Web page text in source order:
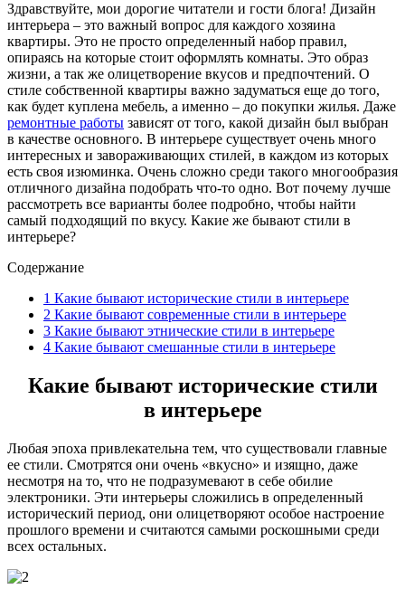
Здравствуйте, мои дорогие читатели и гости блога! Дизайн
интерьера – это важный вопрос для каждого хозяина
квартиры. Это не просто определенный набор правил,
опираясь на которые стоит оформлять комнаты. Это образ
жизни, а так же олицетворение вкусов и предпочтений. О
стиле собственной квартиры важно задуматься еще до того,
как будет куплена мебель, а именно – до покупки жилья. Даже
ремонтные работы зависят от того, какой дизайн был выбран
в качестве основного. В интерьере существует очень много
интересных и завораживающих стилей, в каждом из которых
есть своя изюминка. Очень сложно среди такого многообразия
отличного дизайна подобрать что-то одно. Вот почему лучше
рассмотреть все варианты более подробно, чтобы найти
самый подходящий по вкусу. Какие же бывают стили в
интерьере?
Содержание
1 Какие бывают исторические стили в интерьере
2 Какие бывают современные стили в интерьере
3 Какие бывают этнические стили в интерьере
4 Какие бывают смешанные стили в интерьере
Какие бывают исторические стили
в интерьере
Любая эпоха привлекательна тем, что существовали главные
ее стили. Смотрятся они очень «вкусно» и изящно, даже
несмотря на то, что не подразумевают в себе обилие
электроники. Эти интерьеры сложились в определенный
исторический период, они олицетворяют особое настроение
прошлого времени и считаются самыми роскошными среди
всех остальных.